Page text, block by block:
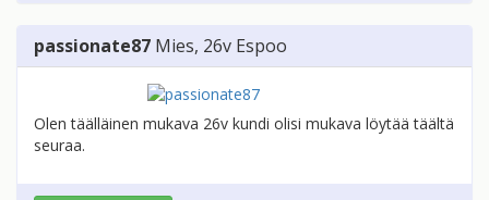
passionate87 Mies, 26v Espoo
Olen täälläinen mukava 26v kundi olisi mukava löytää täältä
seuraa.